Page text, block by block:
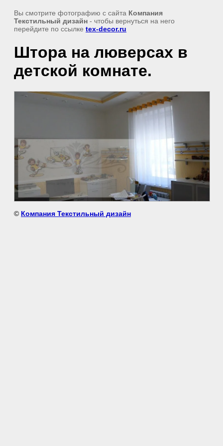
Вы смотрите фотографию с сайта Компания
Текстильный дизайн - чтобы вернуться на него
перейдите по ссылке tex-decor.ru
Штора на люверсах в
детской комнате.
© Компания Текстильный дизайн